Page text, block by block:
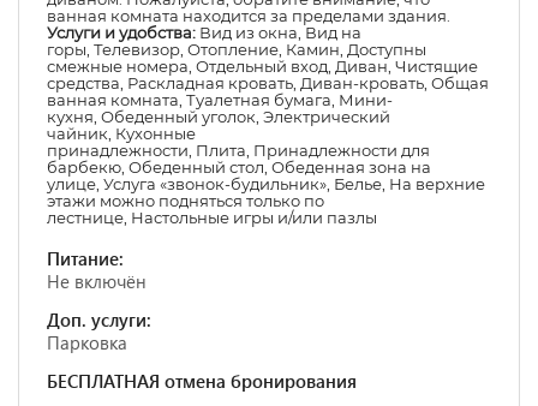
ванная комната находится за пределами здания.
Услуги и удобства: Вид из окна Вид на
горы Телевизор Отопление Камин Доступны
смежные номера Отдельный вход Диван Чистящие
средства Раскладная кровать Диван-кровать Общая
ванная комната Туалетная бумага Мини-
кухня Обеденный уголок Электрический
чайник Кухонные
принадлежности Плита Принадлежности для
барбекю Обеденный стол Обеденная зона на
улице Услуга «звонок-будильник» Белье На верхние
этажи можно подняться только по
лестнице Настольные игры и/или пазлы
Питание:
Не включён
Доп. услуги:
Парковка
БЕСПЛАТНАЯ отмена бронирования